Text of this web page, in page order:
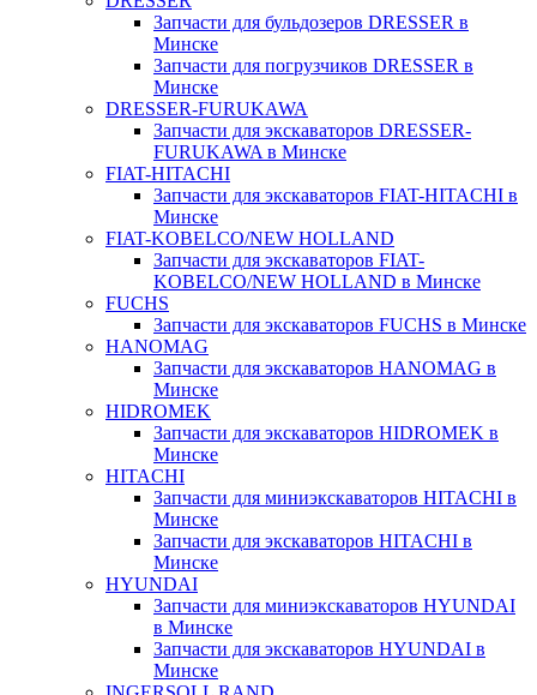
Запчасти для бульдозеров DRESSER в
Минске
Запчасти для погрузчиков DRESSER в
Минске
DRESSER-FURUKAWA
Запчасти для экскаваторов DRESSER-
FURUKAWA в Минске
FIAT-HITACHI
Запчасти для экскаваторов FIAT-HITACHI в
Минске
FIAT-KOBELCO/NEW HOLLAND
Запчасти для экскаваторов FIAT-
KOBELCO/NEW HOLLAND в Минске
FUCHS
Запчасти для экскаваторов FUCHS в Минске
HANOMAG
Запчасти для экскаваторов HANOMAG в
Минске
HIDROMEK
Запчасти для экскаваторов HIDROMEK в
Минске
HITACHI
Запчасти для миниэкскаваторов HITACHI в
Минске
Запчасти для экскаваторов HITACHI в
Минске
HYUNDAI
Запчасти для миниэкскаваторов HYUNDAI
в Минске
Запчасти для экскаваторов HYUNDAI в
Минске